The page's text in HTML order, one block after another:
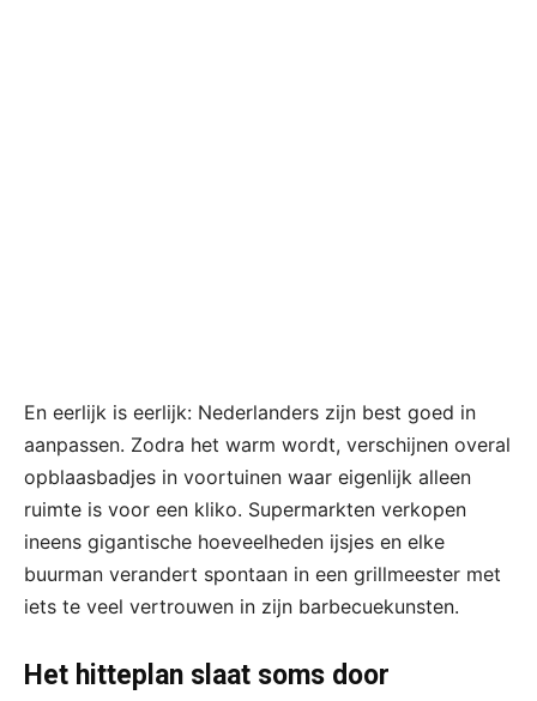
En eerlijk is eerlijk: Nederlanders zijn best goed in
aanpassen. Zodra het warm wordt, verschijnen overal
opblaasbadjes in voortuinen waar eigenlijk alleen
ruimte is voor een kliko. Supermarkten verkopen
ineens gigantische hoeveelheden ijsjes en elke
buurman verandert spontaan in een grillmeester met
iets te veel vertrouwen in zijn barbecuekunsten.
Het hitteplan slaat soms door